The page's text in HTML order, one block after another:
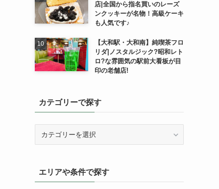
店|全国から指名買いのレーズ
ンクッキーが名物！高級ケーキ
も人気です♪
【大和駅・大和南】純喫茶フロ
リダ|ノスタルジック?昭和レト
ロ?な雰囲気の駅前大看板が目
印の老舗店!
カテゴリーで探す
ー
で
エリアや条件で探す